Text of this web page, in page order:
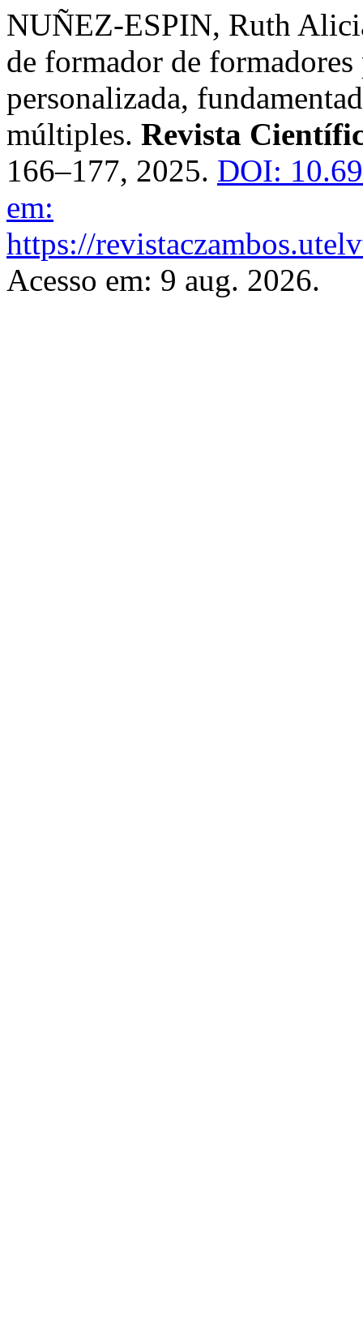
NUÑEZ-ESPIN, Ruth
de formador de formadores
personalizada,
múltiples. Revista
166–177, 2025. DOI:
em:
https://
Acesso em: 9 aug. 2026.